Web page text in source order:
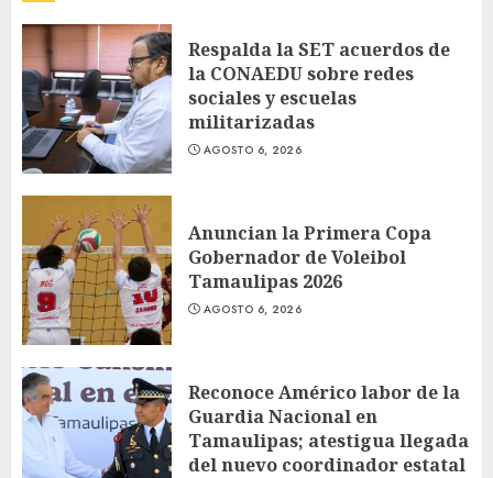
Respalda la SET acuerdos de
la CONAEDU sobre redes
sociales y escuelas
militarizadas
AGOSTO 6, 2026
Anuncian la Primera Copa
Gobernador de Voleibol
Tamaulipas 2026
AGOSTO 6, 2026
Reconoce Américo labor de la
Guardia Nacional en
Tamaulipas; atestigua llegada
del nuevo coordinador estatal